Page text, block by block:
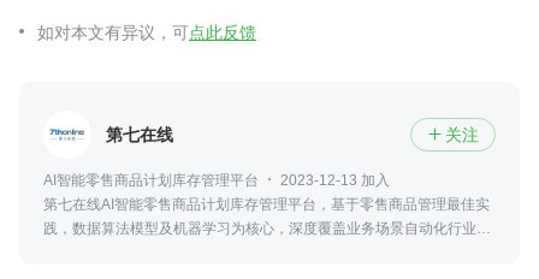
如对本文有异议，可点此反馈
第七在线  关注
AI智能零售商品计划库存管理平台
2023-12-13 加入
第七在线AI智能零售商品计划库存管理平台，基于零售商品管理最佳实
践，数据算法模型及机器学习为核心，深度覆盖业务场景自动化行业解